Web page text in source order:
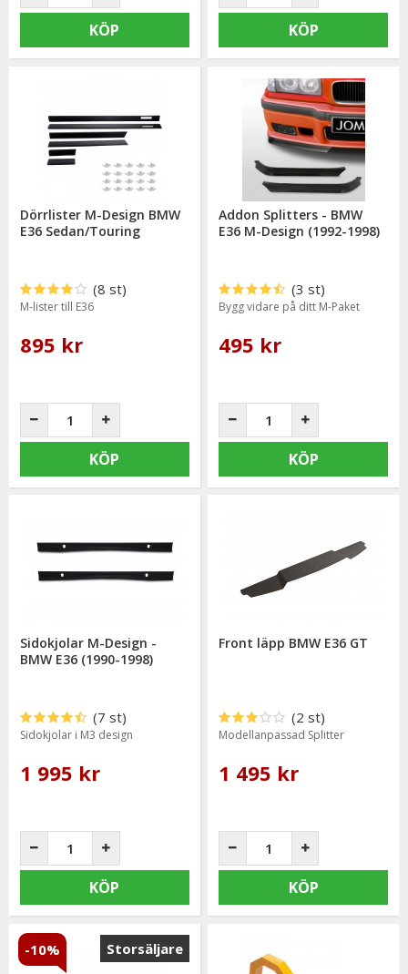
KÖP KÖP
Dörrlister M-Design BMW
E36 Sedan/Touring
(8 st)
M-lister till E36
895 kr
KÖP
Addon Splitters - BMW
E36 M-Design (1992-1998)
(3 st)
Bygg vidare på ditt M-Paket
495 kr
KÖP
Sidokjolar M-Design -
BMW E36 (1990-1998)
(7 st)
Sidokjolar i M3 design
1 995 kr
KÖP
Front läpp BMW E36 GT
(2 st)
Modellanpassad Splitter
1 495 kr
KÖP
Storsäljare
-10%